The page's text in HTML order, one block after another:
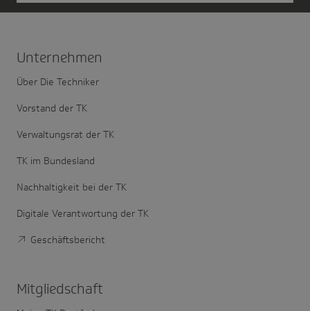
Unter­nehmen
Über Die Techniker
Vorstand der TK
Verwaltungsrat der TK
TK im Bundesland
Nachhaltigkeit bei der TK
Digitale Verantwortung der TK
Geschäftsbericht
Mitglied­schaft